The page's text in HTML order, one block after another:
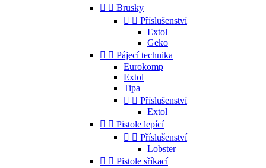
  Brusky
  Příslušenství
Extol
Geko
  Pájecí technika
Eurokomp
Extol
Tipa
  Příslušenství
Extol
  Pistole lepící
  Příslušenství
Lobster
  Pistole sříkací